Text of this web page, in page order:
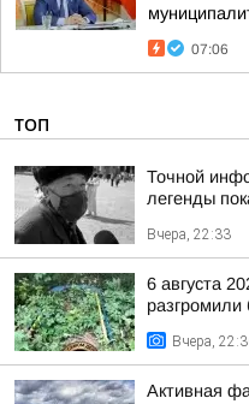
07:06
ТОП
Точной
легенды
Вчера, 22:33
6 августа
Вчера,
Активная